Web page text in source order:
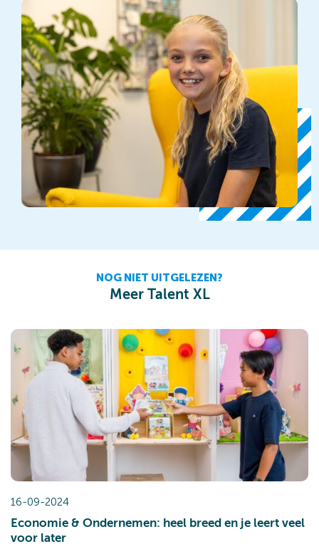
NOG NIET UITGELEZEN?
Meer Talent XL
16-09-2024
Economie & Ondernemen: heel breed en je leert veel
voor later